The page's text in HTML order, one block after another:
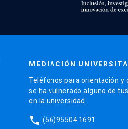
MEDIACIÓN
Teléfonos para orientación y
se ha vulnerado alguno de
en la universidad.
phone (56)95504 1691